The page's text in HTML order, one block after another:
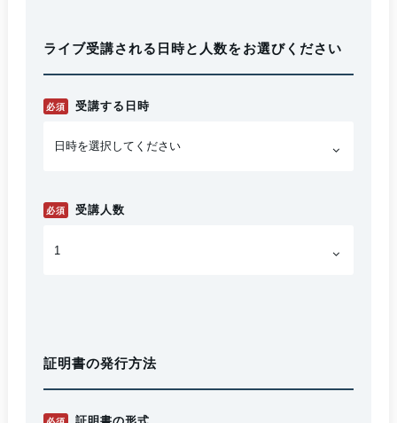
ライブ受講される日時と人数をお選びください
必須 受講する日時
必須 受講人数
証明書の発行方法